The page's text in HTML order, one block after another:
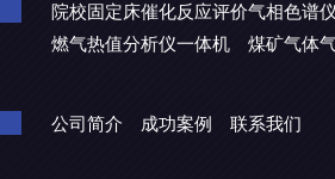
院校固定床催化反应评价气相色谱
燃气热值分析仪一体机
煤矿气体
公司简介 成功案例 联系我们